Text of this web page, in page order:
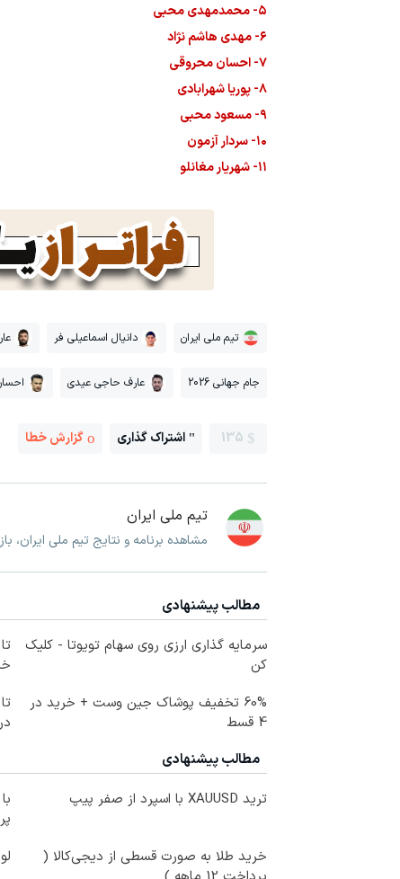
۵- محمدمهدی محبی
۶- مهدی هاشم نژاد
۷- احسان محروقی
۸- پوریا شهرابادی
۹- مسعود محبی
۱۰- سردار آزمون
۱۱- شهریار مغانلو
تیم ملی ایران دانیال اسماعیلی فر
جام جهانی 2026 عارف حاجی عیدی
135 اشتراک گذاری گزارش خطا
تیم ملی ایران
مشاهده برنامه و نتایج تیم ملی ایران،
مطالب پیشنهادی
سرمایه گذاری ارزی روی سهام تویوتا - کلیک
کن
60% تخفیف پوشاک جین وست + خرید در
4 قسط
در4
مطالب پیشنهادی
ترید XAUUSD با اسپرد از صفر پیپ
خرید طلا به صورت قسطی از دیجی‌کالا (